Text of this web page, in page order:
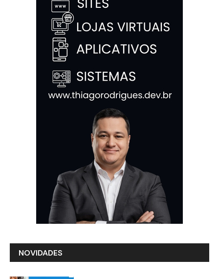
NOVIDADES